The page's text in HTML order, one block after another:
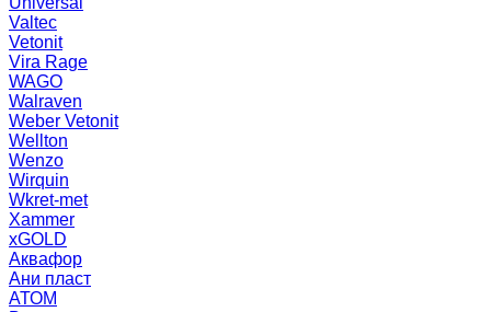
Valtec
Vetonit
Vira Rage
WAGO
Walraven
Weber Vetonit
Wellton
Wenzo
Wirquin
Wkret-met
Xammer
xGOLD
Аквафор
Ани пласт
АТОМ